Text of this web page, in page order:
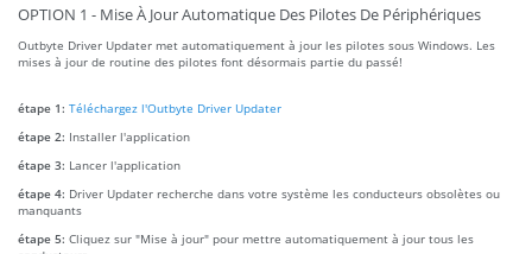
OPTION 1 - Mise À Jour Automatique Des Pilotes De Périphériques
Outbyte Driver Updater met automatiquement à jour les pilotes sous Windows. Les
mises à jour de routine des pilotes font désormais partie du passé!
étape 1: Téléchargez l'Outbyte Driver Updater
étape 2: Installer l'application
étape 3: Lancer l'application
étape 4: Driver Updater recherche dans votre système les conducteurs obsolètes ou
manquants
étape 5: Cliquez sur "Mise à jour" pour mettre automatiquement à jour tous les